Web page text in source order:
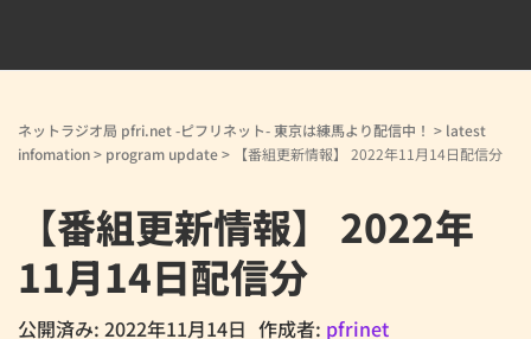
ネットラジオ局 pfri.net -ピフリネット- 東京は練馬より配信中！ > latest
infomation> program update> 【番組更新情報】 2022年11月14日配信分
【番組更新情報】 2022年
11月14日配信分
公開済み: 2022年11月14日 作成者: pfrinet